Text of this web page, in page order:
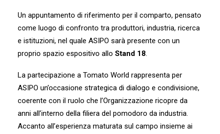
Un appuntamento di riferimento per il comparto, pensato
come luogo di confronto tra produttori, industria, ricerca
e istituzioni, nel quale ASIPO sarà presente con un
proprio spazio espositivo allo Stand 18.
La partecipazione a Tomato World rappresenta per
ASIPO un’occasione strategica di dialogo e condivisione,
coerente con il ruolo che l’Organizzazione ricopre da
anni all’interno della filiera del pomodoro da industria.
Accanto all’esperienza maturata sul campo insieme ai